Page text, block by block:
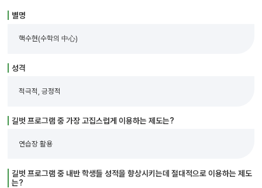
별명
핵수현(수학의 中心)
성격
적극적, 긍정적
길벗 프로그램 중 가장 고집스럽게 이용하는 제도는?
연습장 활용
길벗 프로그램 중 내반 학생들 성적을 향상시키는데 절대적으로 이용하는 제도
는?